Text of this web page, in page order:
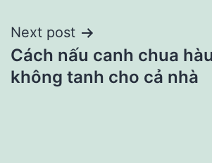
Next post
Cách nấu canh chua
không tanh cho cả nhà